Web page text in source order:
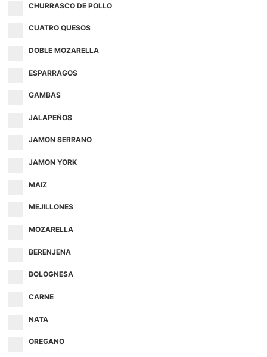
CHURRASCO DE POLLO
CUATRO QUESOS
DOBLE MOZARELLA
ESPARRAGOS
GAMBAS
JALAPEÑOS
JAMON SERRANO
JAMON YORK
MAIZ
MEJILLONES
MOZARELLA
BERENJENA
BOLOGNESA
CARNE
NATA
OREGANO